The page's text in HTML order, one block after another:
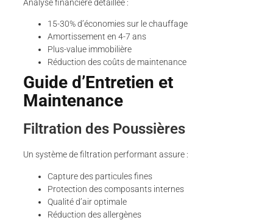
Analyse financière détaillée :
15-30% d’économies sur le chauffage
Amortissement en 4-7 ans
Plus-value immobilière
Réduction des coûts de maintenance
Guide d’Entretien et
Maintenance
Filtration des Poussières
Un système de filtration performant assure :
Capture des particules fines
Protection des composants internes
Qualité d’air optimale
Réduction des allergènes